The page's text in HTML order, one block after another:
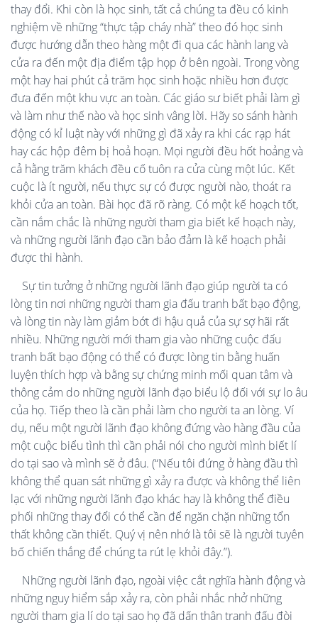
thay đổi. Khi còn là học sinh, tất cả chúng ta đều có kinh
nghiệm về những “thực tập cháy nhà” theo đó học sinh
được hướng dẫn theo hàng một đi qua các hành lang và
cửa ra đến một địa điểm tập họp ở bên ngoài. Trong vòng
một hay hai phút cả trăm học sinh hoặc nhiều hơn được
đưa đến một khu vực an toàn. Các giáo sư biết phải làm gì
và làm như thế nào và học sinh vâng lời. Hãy so sánh hành
động có kỉ luật này với những gì đã xảy ra khi các rạp hát
hay các hộp đêm bị hoả hoạn. Mọi người đều hốt hoảng và
cả hằng trăm khách đều cố tuôn ra cửa cùng một lúc. Kết
cuộc là ít người, nếu thực sự có được người nào, thoát ra
khỏi cửa an toàn. Bài học đã rõ ràng. Có một kế hoạch tốt,
cần nắm chắc là những người tham gia biết kế hoạch này,
và những người lãnh đạo cần bảo đảm là kế hoạch phải
được thi hành.
Sự tin tưởng ở những người lãnh đạo giúp người ta có
lòng tin nơi những người tham gia đấu tranh bất bạo động,
và lòng tin này làm giảm bớt đi hậu quả của sự sợ hãi rất
nhiều. Những người mới tham gia vào những cuộc đấu
tranh bất bạo động có thể có được lòng tin bằng huấn
luyện thích hợp và bằng sự chứng minh mối quan tâm và
thông cảm do những người lãnh đạo biểu lộ đối với sự lo âu
của họ. Tiếp theo là cần phải làm cho người ta an lòng. Ví
dụ, nếu một người lãnh đạo không đứng vào hàng đầu của
một cuộc biểu tình thì cần phải nói cho người mình biết lí
do tại sao và mình sẽ ở đâu. (“Nếu tôi đứng ở hàng đầu thì
không thể quan sát những gì xảy ra được và không thể liên
lạc với những người lãnh đạo khác hay là không thể điều
phối những thay đổi có thể cần để ngăn chặn những tổn
thất không cần thiết. Quý vị nên nhớ là tôi sẽ là người tuyên
bố chiến thắng để chúng ta rút lẹ khỏi đây.”).
Những người lãnh đạo, ngoài việc cắt nghĩa hành động và
những nguy hiểm sắp xảy ra, còn phải nhắc nhở những
người tham gia lí do tại sao họ đã dấn thân tranh đấu đòi